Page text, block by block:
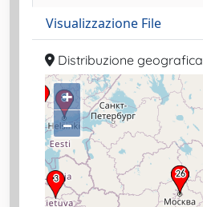
Visualizzazione File
Distribuzione geografica
+
–